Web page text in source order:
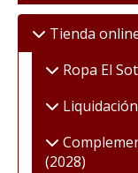
Tienda
Ropa El
(2028)